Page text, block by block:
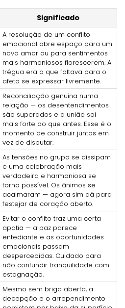
Significado
A resolução de um conflito
emocional abre espaço para um
novo amor ou para sentimentos
mais harmoniosos florescerem. A
trégua era o que faltava para o
afeto se expressar livremente.
Reconciliação genuína numa
relação — os desentendimentos
são superados e a união sai
mais forte do que antes. Esse é o
momento de construir juntos em
vez de disputar.
As tensões no grupo se dissipam
e uma celebração mais
verdadeira e harmoniosa se
torna possível. Os ânimos se
acalmaram — agora sim dá para
festejar de coração aberto.
Evitar o conflito traz uma certa
apatia — a paz parece
entediante e as oportunidades
emocionais passam
despercebidas. Cuidado para
não confundir tranquilidade com
estagnação.
Mesmo sem briga aberta, a
decepção e o arrependimento